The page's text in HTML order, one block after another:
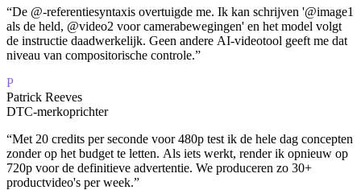
“De @-referentiesyntaxis overtuigde me. Ik kan schrijven '@image1
als de held, @video2 voor camerabewegingen' en het model volgt
de instructie daadwerkelijk. Geen andere AI-videotool geeft me dat
niveau van compositorische controle.”
P
Patrick Reeves
DTC-merkoprichter
“Met 20 credits per seconde voor 480p test ik de hele dag concepten
zonder op het budget te letten. Als iets werkt, render ik opnieuw op
720p voor de definitieve advertentie. We produceren zo 30+
productvideo's per week.”